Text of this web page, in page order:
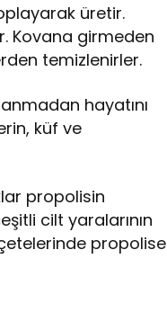
üretir.
Kovana girmeden
temizlenirler.
hayatını
küf ve
propolisin
cilt yaralarının
propolise